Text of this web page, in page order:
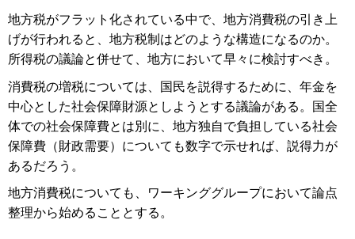
地方税がフラット化されている中で、地方消費税の引き上
げが行われると、地方税制はどのような構造になるのか。
所得税の議論と併せて、地方において早々に検討すべき。
消費税の増税については、国民を説得するために、年金を
中心とした社会保障財源としようとする議論がある。国全
体での社会保障費とは別に、地方独自で負担している社会
保障費（財政需要）についても数字で示せれば、説得力が
あるだろう。
地方消費税についても、ワーキンググループにおいて論点
整理から始めることとする。